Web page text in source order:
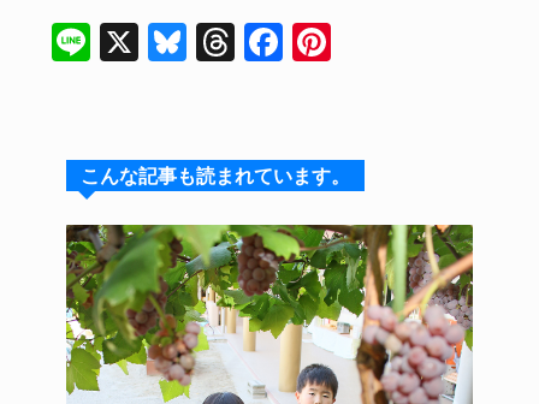
Li
X
Bl
s
k
y
T
a
d
s
F
e
b
o
o
k
e
st
こんな記事も読まれています。